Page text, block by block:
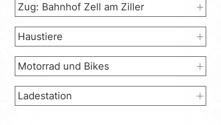
Zug: Bahnhof Zell am Ziller
Haustiere
Motorrad und Bikes
Ladestation